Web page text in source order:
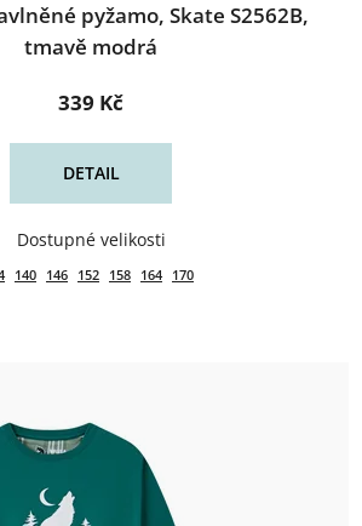
pyžamo, Skate S2562B,
tmavě modrá
339 Kč
DETAIL
140 146 152 158 164 170